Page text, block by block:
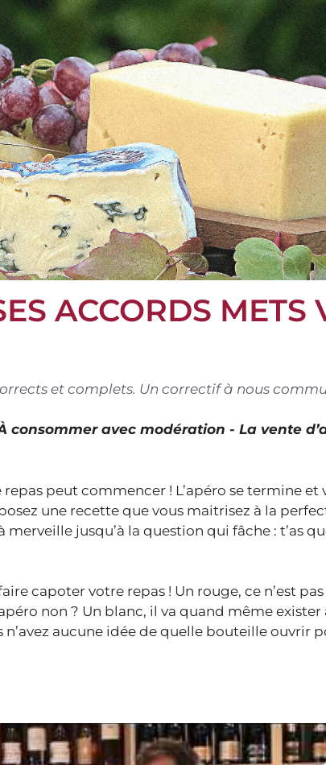
ACCORDS METS
et complets. Un correctif à nous
consommer avec modération - La vente
repas peut commencer ! L’apéro se termine et
une recette que vous maitrisez à la
jusqu’à la question qui fâche : t’as
capoter votre repas ! Un rouge, ce n’est
non ? Un blanc, il va quand même exister
aucune idée de quelle bouteille ouvrir